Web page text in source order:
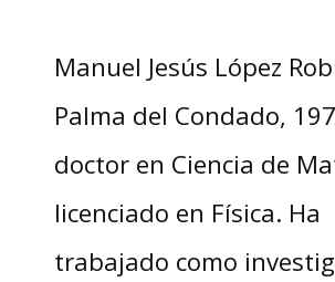
Manuel Jesús López
Palma del Condado,
doctor en Ciencia de
licenciado en Física. Ha
trabajado como